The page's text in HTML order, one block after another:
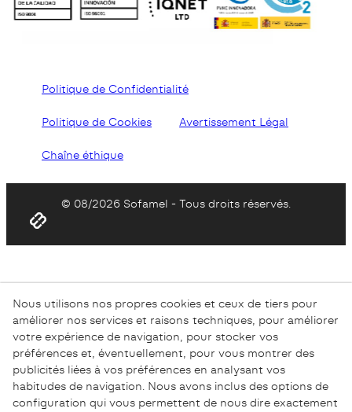
Politique de Confidentialité
Politique de Cookies Avertissement Légal
Chaîne éthique
© 08/2026 Sofamel - Tous droits réservés.
Nous utilisons nos propres cookies et ceux de tiers pour
améliorer nos services et raisons techniques, pour améliorer
votre expérience de navigation, pour stocker vos
préférences et, éventuellement, pour vous montrer des
publicités liées à vos préférences en analysant vos
habitudes de navigation. Nous avons inclus des options de
configuration qui vous permettent de nous dire exactement